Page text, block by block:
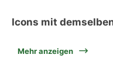
Icons mit
Mehr anzeigen